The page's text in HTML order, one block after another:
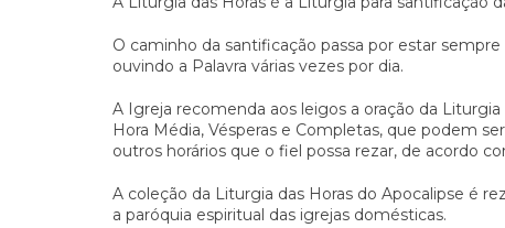
O caminho da santificação passa por estar
ouvindo a Palavra várias vezes por dia.
A Igreja recomenda aos leigos a oração da
Hora Média, Vésperas e Completas, que podem
outros horários que o fiel possa rezar, de acordo
A coleção da Liturgia das Horas do Apocalipse é
a paróquia espiritual das igrejas domésticas.